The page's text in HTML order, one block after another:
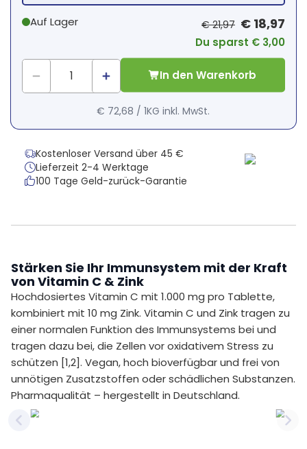
Auf Lager € 21,97 € 18,97
Du sparst € 3,00
In den Warenkorb
€ 72,68 /1KG inkl. MwSt.
Kostenloser Versand über 45 €
Lieferzeit 2-4 Werktage
100 Tage Geld-zurück-Garantie
Stärken Sie Ihr Immunsystem mit der Kraft
von Vitamin C & Zink
Hochdosiertes Vitamin C mit 1.000 mg pro Tablette,
kombiniert mit 10 mg Zink. Vitamin C und Zink tragen zu
einer normalen Funktion des Immunsystems bei und
tragen dazu bei, die Zellen vor oxidativem Stress zu
schützen [1,2]. Vegan, hoch bioverfügbar und frei von
unnötigen Zusatzstoffen oder schädlichen Substanzen.
Pharmaqualität – hergestellt in Deutschland.
Previous slide